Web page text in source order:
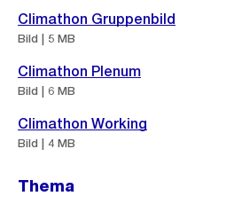
Climathon Gruppenbild
Bild | 5 MB
Climathon Plenum
Bild | 6 MB
Climathon Working
Bild | 4 MB
Thema